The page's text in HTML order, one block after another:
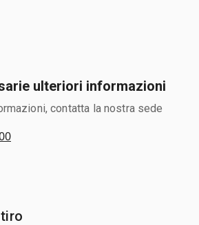
ulteriori informazioni
contatta la nostra sede